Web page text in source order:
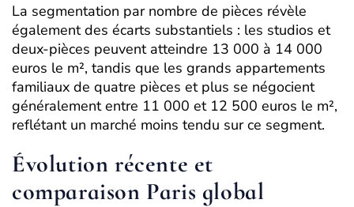
La segmentation par nombre de pièces révèle
également des écarts substantiels : les studios et
deux-pièces peuvent atteindre 13 000 à 14 000
euros le m², tandis que les grands appartements
familiaux de quatre pièces et plus se négocient
généralement entre 11 000 et 12 500 euros le m²,
reflétant un marché moins tendu sur ce segment.
Évolution récente et
comparaison Paris global